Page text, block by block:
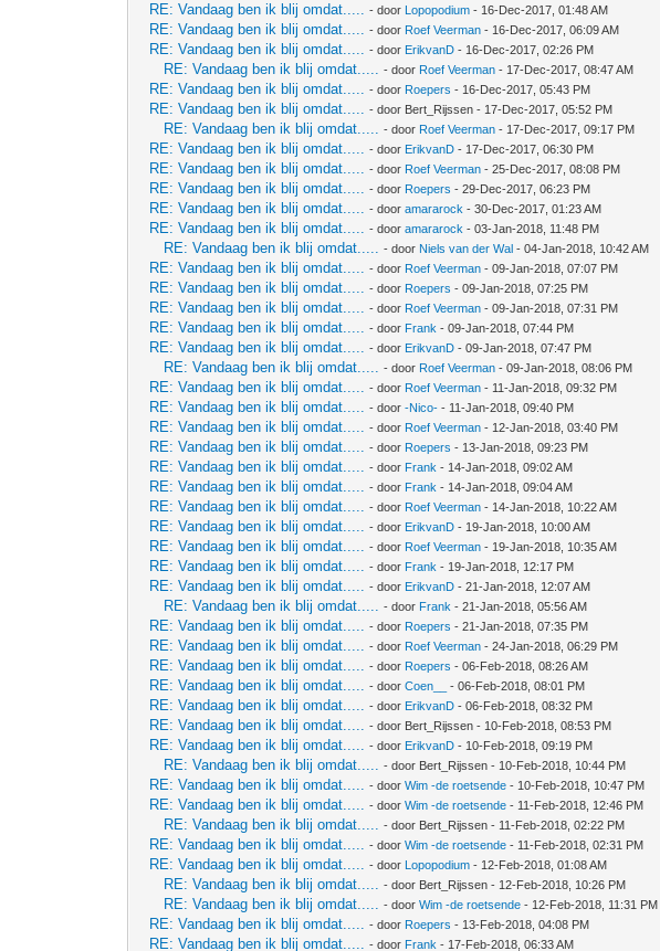
RE: Vandaag ben ik blij omdat..... - door Lopopodium - 16-Dec-2017, 01:48 AM
RE: Vandaag ben ik blij omdat..... - door Roef Veerman - 16-Dec-2017, 06:09 AM
RE: Vandaag ben ik blij omdat..... - door ErikvanD - 16-Dec-2017, 02:26 PM
RE: Vandaag ben ik blij omdat..... - door Roef Veerman - 17-Dec-2017, 08:47 AM
RE: Vandaag ben ik blij omdat..... - door Roepers - 16-Dec-2017, 05:43 PM
RE: Vandaag ben ik blij omdat..... - door Bert_Rijssen - 17-Dec-2017, 05:52 PM
RE: Vandaag ben ik blij omdat..... - door Roef Veerman - 17-Dec-2017, 09:17 PM
RE: Vandaag ben ik blij omdat..... - door ErikvanD - 17-Dec-2017, 06:30 PM
RE: Vandaag ben ik blij omdat..... - door Roef Veerman - 25-Dec-2017, 08:08 PM
RE: Vandaag ben ik blij omdat..... - door Roepers - 29-Dec-2017, 06:23 PM
RE: Vandaag ben ik blij omdat..... - dooramararock - 30-Dec-2017, 01:23 AM
RE: Vandaag ben ik blij omdat..... - dooramararock - 03-Jan-2018, 11:48 PM
RE: Vandaag ben ik blij omdat..... - door Niels van der Wal - 04-Jan-2018, 10:42 AM
RE: Vandaag ben ik blij omdat..... - door Roef Veerman - 09-Jan-2018, 07:07 PM
RE: Vandaag ben ik blij omdat..... - door Roepers - 09-Jan-2018, 07:25 PM
RE: Vandaag ben ik blij omdat..... - door Roef Veerman - 09-Jan-2018, 07:31 PM
RE: Vandaag ben ik blij omdat..... - door Frank - 09-Jan-2018, 07:44 PM
RE: Vandaag ben ik blij omdat..... - door ErikvanD - 09-Jan-2018, 07:47 PM
RE: Vandaag ben ik blij omdat..... - door Roef Veerman - 09-Jan-2018, 08:06 PM
RE: Vandaag ben ik blij omdat..... - door Roef Veerman - 11-Jan-2018, 09:32 PM
RE: Vandaag ben ik blij omdat..... - door-Nico- - 11-Jan-2018, 09:40 PM
RE: Vandaag ben ik blij omdat..... - door Roef Veerman - 12-Jan-2018, 03:40 PM
RE: Vandaag ben ik blij omdat..... - door Roepers - 13-Jan-2018, 09:23 PM
RE: Vandaag ben ik blij omdat..... - door Frank - 14-Jan-2018, 09:02 AM
RE: Vandaag ben ik blij omdat..... - door Frank - 14-Jan-2018, 09:04 AM
RE: Vandaag ben ik blij omdat..... - door Roef Veerman - 14-Jan-2018, 10:22 AM
RE: Vandaag ben ik blij omdat..... - door ErikvanD - 19-Jan-2018, 10:00 AM
RE: Vandaag ben ik blij omdat..... - door Roef Veerman - 19-Jan-2018, 10:35 AM
RE: Vandaag ben ik blij omdat..... - door Frank - 19-Jan-2018, 12:17 PM
RE: Vandaag ben ik blij omdat..... - door ErikvanD - 21-Jan-2018, 12:07 AM
RE: Vandaag ben ik blij omdat..... - door Frank - 21-Jan-2018, 05:56 AM
RE: Vandaag ben ik blij omdat..... - door Roepers - 21-Jan-2018, 07:35 PM
RE: Vandaag ben ik blij omdat..... - door Roef Veerman - 24-Jan-2018, 06:29 PM
RE: Vandaag ben ik blij omdat..... - door Roepers - 06-Feb-2018, 08:26 AM
RE: Vandaag ben ik blij omdat..... - doorCoen__ - 06-Feb-2018, 08:01 PM
RE: Vandaag ben ik blij omdat..... - door ErikvanD - 06-Feb-2018, 08:32 PM
RE: Vandaag ben ik blij omdat..... - door Bert_Rijssen - 10-Feb-2018, 08:53 PM
RE: Vandaag ben ik blij omdat..... - door ErikvanD - 10-Feb-2018, 09:19 PM
RE: Vandaag ben ik blij omdat..... - door Bert_Rijssen - 10-Feb-2018, 10:44 PM
RE: Vandaag ben ik blij omdat..... - doorWim -de roetsende - 10-Feb-2018, 10:47 PM
RE: Vandaag ben ik blij omdat..... - doorWim -de roetsende - 11-Feb-2018, 12:46 PM
RE: Vandaag ben ik blij omdat..... - door Bert_Rijssen - 11-Feb-2018, 02:22 PM
RE: Vandaag ben ik blij omdat..... - doorWim -de roetsende - 11-Feb-2018, 02:31 PM
RE: Vandaag ben ik blij omdat..... - door Lopopodium - 12-Feb-2018, 01:08 AM
RE: Vandaag ben ik blij omdat..... - door Bert_Rijssen - 12-Feb-2018, 10:26 PM
RE: Vandaag ben ik blij omdat..... - doorWim -de roetsende - 12-Feb-2018, 11:31 PM
RE: Vandaag ben ik blij omdat..... - door Roepers - 13-Feb-2018, 04:08 PM
RE: Vandaag ben ik blij omdat..... - door Frank - 17-Feb-2018, 06:33 AM